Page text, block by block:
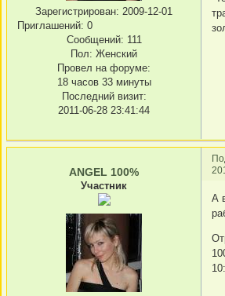
Зарегистрирован: 2009-12-01
Приглашений: 0
Сообщений: 111
Пол: Женский
Провел на форуме:
18 часов 33 минуты
Последний визит:
2011-06-28 23:41:44
ANGEL 100%
Участник
А